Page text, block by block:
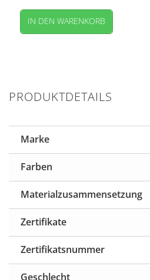
IN DEN WARENKORB
PRODUKTDETAILS
Marke
Farben
Materialzusammensetzung
Zertifikate
Zertifikatsnummer
Geschlecht